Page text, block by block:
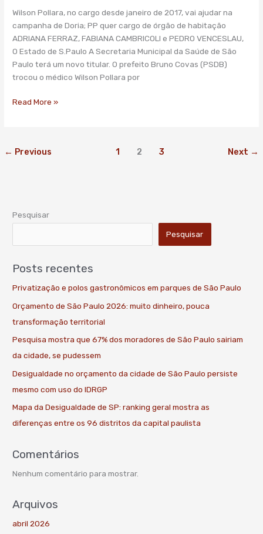
Wilson Pollara, no cargo desde janeiro de 2017, vai ajudar na
campanha de Doria; PP quer cargo de órgão de habitação
ADRIANA FERRAZ, FABIANA CAMBRICOLI e PEDRO VENCESLAU,
O Estado de S.Paulo A Secretaria Municipal da Saúde de São
Paulo terá um novo titular. O prefeito Bruno Covas (PSDB)
trocou o médico Wilson Pollara por
Read More »
← Previous 1 2 3 Next →
Pesquisar
Pesquisar
Posts recentes
Privatização e polos gastronômicos em parques de São Paulo
Orçamento de São Paulo 2026: muito dinheiro, pouca
transformação territorial
Pesquisa mostra que 67% dos moradores de São Paulo sairiam
da cidade, se pudessem
Desigualdade no orçamento da cidade de São Paulo persiste
mesmo com uso do IDRGP
Mapa da Desigualdade de SP: ranking geral mostra as
diferenças entre os 96 distritos da capital paulista
Comentários
Nenhum comentário para mostrar.
Arquivos
abril 2026